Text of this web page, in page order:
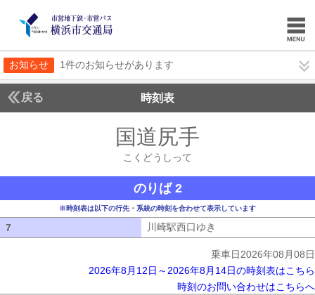
お知らせ 1件のお知らせがあります
戻る 時刻表
国道尻手
こくどうしって
のりば 2
※時刻表は以下の行先・系統の時刻を合わせて表示しています
7 川崎駅西口ゆき
乗車日2026年08月08日
2026年8月12日～2026年8月14日の時刻表はこちら
時刻のお問い合わせはこちらへ